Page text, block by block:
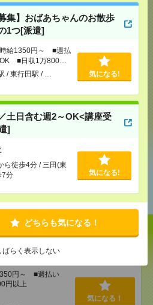
集】おばあちゃんのお散歩
1つ[派遣]
給1350円～ ■週払
■日収1万800円
/ 東行田駅 / … 気になる!
土日含む週2～OK<講座受
]
ら徒歩4分 / 三田(東
7分
気になる!
どちらも気になる！
ばらく表示しない
ツイート
歴からの
ばあちゃんのお散歩付き添
円～ ■週払い
円以上
気になる！